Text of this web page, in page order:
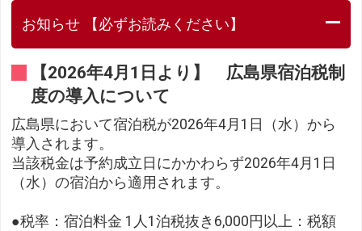
お知らせ 【必ずお読みください】
【2026年4月1日より】 広島県宿泊税制
度の導入について
広島県において宿泊税が2026年4月1日（水）から
導入されます。
当該税金は予約成立日にかかわらず2026年4月1日
（水）の宿泊から適用されます。
●税率：宿泊料金 1人1泊税抜き6,000円以上：税額